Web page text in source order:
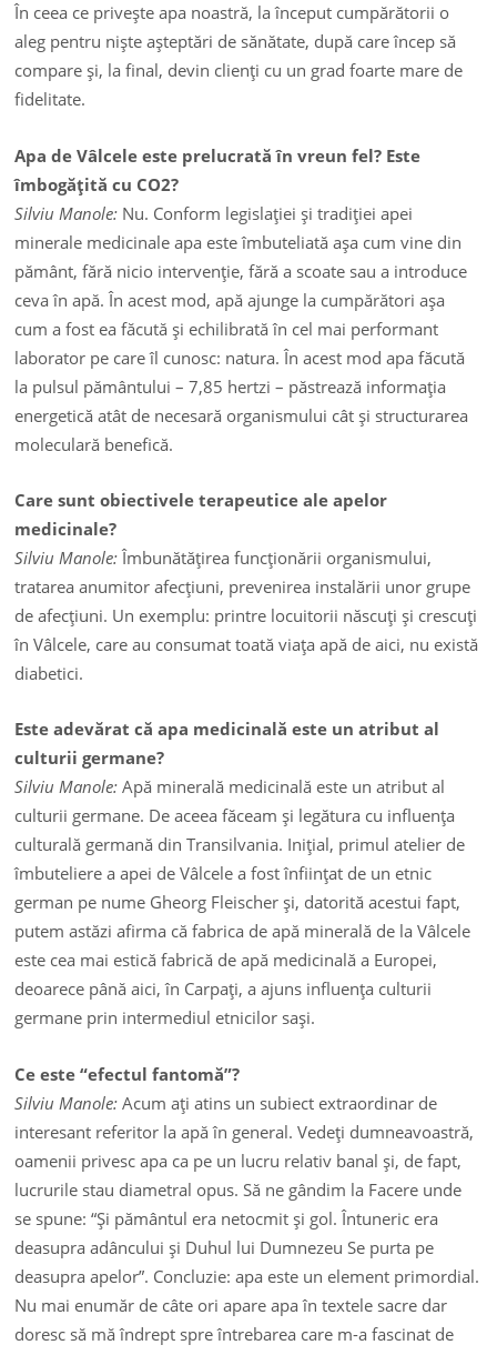
În ceea ce priveşte apa noastră, la început cumpărătorii o
aleg pentru nişte aşteptări de sănătate, după care încep să
compare şi, la final, devin clienţi cu un grad foarte mare de
fidelitate.
Apa de Vâlcele este prelucrată în vreun fel? Este
îmbogăţită cu CO2?
Silviu Manole: Nu. Conform legislaţiei şi tradiţiei apei
minerale medicinale apa este îmbuteliată aşa cum vine din
pământ, fără nicio intervenţie, fără a scoate sau a introduce
ceva în apă. În acest mod, apă ajunge la cumpărători aşa
cum a fost ea făcută şi echilibrată în cel mai performant
laborator pe care îl cunosc: natura. În acest mod apa făcută
la pulsul pământului – 7,85 hertzi – păstrează informaţia
energetică atât de necesară organismului cât şi structurarea
moleculară benefică.
Care sunt obiectivele terapeutice ale apelor
medicinale?
Silviu Manole:Îmbunătăţirea funcţionării organismului,
tratarea anumitor afecţiuni, prevenirea instalării unor grupe
de afecţiuni. Un exemplu: printre locuitorii născuţi şi crescuţi
în Vâlcele, care au consumat toată viaţa apă de aici, nu există
diabetici.
Este adevărat că apa medicinală este un atribut al
culturii germane?
Silviu Manole:Apă minerală medicinală este un atribut al
culturii germane. De aceea făceam şi legătura cu influenţa
culturală germană din Transilvania. Iniţial, primul atelier de
îmbuteliere a apei de Vâlcele a fost înfiinţat de un etnic
german pe nume Gheorg Fleischer şi, datorită acestui fapt,
putem astăzi afirma că fabrica de apă minerală de la Vâlcele
este cea mai estică fabrică de apă medicinală a Europei,
deoarece până aici, în Carpaţi, a ajuns influenţa culturii
germane prin intermediul etnicilor saşi.
Ce este “efectul fantomă”?
Silviu Manole:Acum aţi atins un subiect extraordinar de
interesant referitor la apă în general. Vedeţi dumneavoastră,
oamenii privesc apa ca pe un lucru relativ banal şi, de fapt,
lucrurile stau diametral opus. Să ne gândim la Facere unde
se spune: “Şi pământul era netocmit şi gol. Întuneric era
deasupra adâncului şi Duhul lui Dumnezeu Se purta pe
deasupra apelor”. Concluzie: apa este un element primordial.
Nu mai enumăr de câte ori apare apa în textele sacre dar
doresc să mă îndrept spre întrebarea care m-a fascinat de